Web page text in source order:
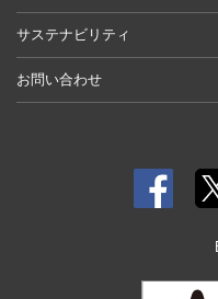
サステナビリティ
お問い合わせ